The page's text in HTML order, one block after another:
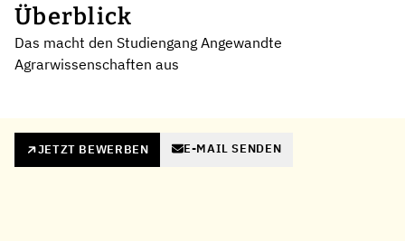
Überblick
Das macht den Studiengang Angewandte
Agrarwissenschaften aus
JETZT BEWERBEN E-MAIL SENDEN